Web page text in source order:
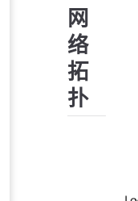
网
络
拓
扑